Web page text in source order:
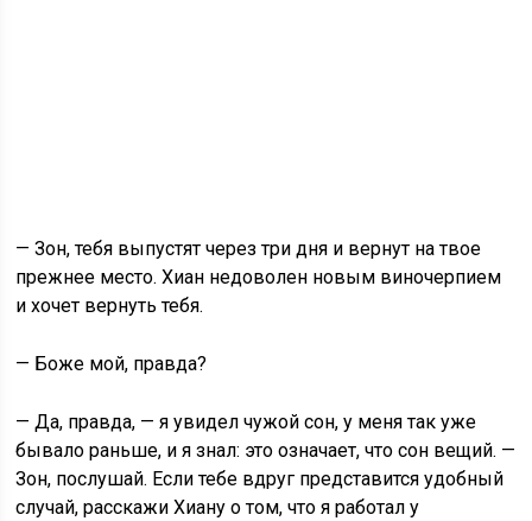
— Зон, тебя выпустят через три дня и вернут на твое
прежнее место. Хиан недоволен новым виночерпием
и хочет вернуть тебя.
— Боже мой, правда?
— Да, правда, — я увидел чужой сон, у меня так уже
бывало раньше, и я знал: это означает, что сон вещий. —
Зон, послушай. Если тебе вдруг представится удобный
случай, расскажи Хиану о том, что я работал у